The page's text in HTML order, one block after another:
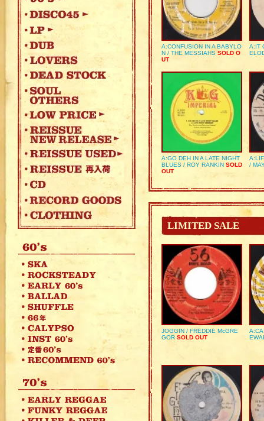
A:CONFUSION IN A BABYLO
N / THE MESSIAHS SOLD O
UT
A:IT
A:GO DEH IN A LATE NIGHT
BLUES / ROY RANKIN SOLD
OUT
/
LIMITED SALE
JOGGIN / FREDDIE McGRE
GOR SOLD OUT